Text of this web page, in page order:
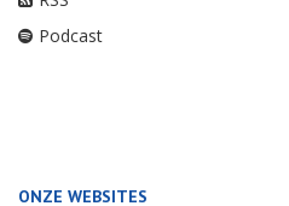
Podcast
ONZE WEBSITES